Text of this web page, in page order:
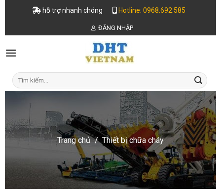
hỗ trợ nhanh chóng Hotline: 0968.692.585
ĐĂNG NHẬP
Tìm
kiếm:
Trang chủ / Thiết bị chữa cháy